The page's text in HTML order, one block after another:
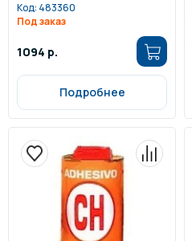
Код: 483360
Под заказ
1094 р.
Подробнее